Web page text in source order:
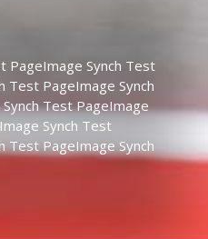
PageImage Synch Test
Test PageImage Synch
Test PageImage
Synch Test
Test PageImage Synch